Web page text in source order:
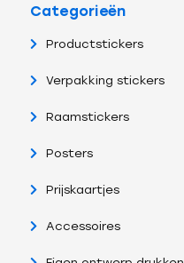
Categorieën
Productstickers
Verpakking stickers
Raamstickers
Posters
Prijskaartjes
Accessoires